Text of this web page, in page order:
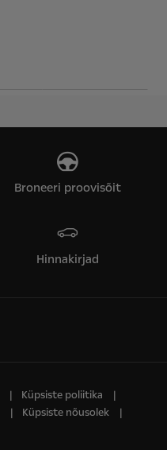
Broneeri proovisõit
Hinnakirjad
Küpsiste poliitika
Küpsiste nõusolek